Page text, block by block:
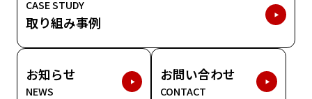
CASE STUDY
取り組み事例
お知らせ
NEWS
お問い合わせ
CONTACT